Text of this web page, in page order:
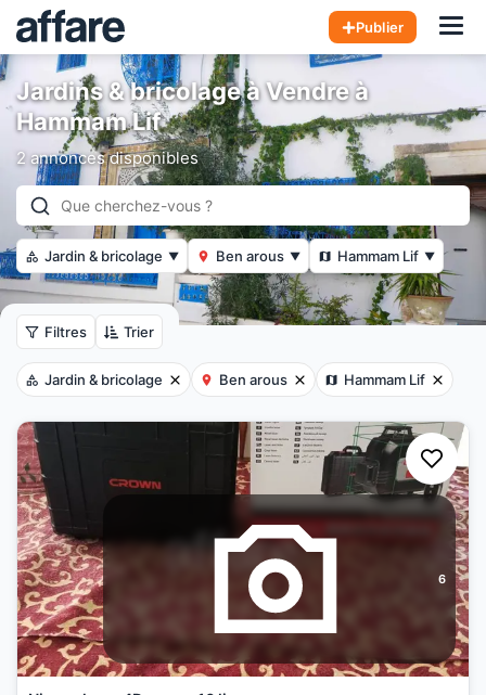
Publier
Jardins & bricolage à Vendre à
Hammam Lif
2 annonces disponibles
Jardin & bricolage ▼ Ben arous ▼ Hammam Lif ▼
Filtres Trier
Jardin & bricolage Ben arous Hammam Lif
6